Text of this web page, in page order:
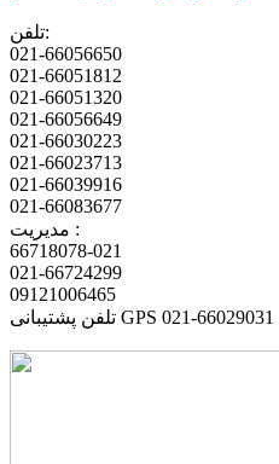
تلفن:
021-66056650
021-66051812
021-66051320
021-66056649
021-66030223
021-66023713
021-66039916
021-66083677
مدیریت :
66718078-021
021-66724299
09121006465